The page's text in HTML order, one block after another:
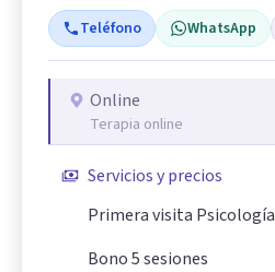
Teléfono WhatsApp
Online
Terapia online
Servicios y precios
Primera visita Psicología
Bono 5 sesiones